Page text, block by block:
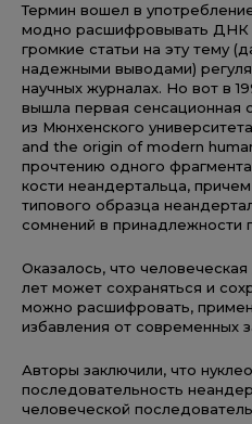
Термин вошел в
модно расшифровывать ДНК
громкие статьи на эту тему
надежными выводами)
научных журналах. Но вот в
вышла первая сенсационная
из Мюнхенского
and the origin of modern
прочтению одного
кости неандертальца,
типового образца
сомнений в
Оказалось, что
лет может сохраняться и
можно расшифровать,
избавления от современных
Авторы заключили, что
последовательность
человеческой